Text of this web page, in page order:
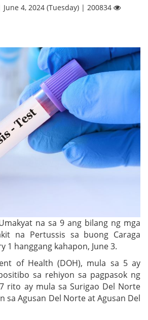
June 4, 2024 (Tuesday) | 200834
na sa 9 ang bilang ng mga
na Pertussis sa buong Caraga
1 hanggang kahapon, June 3.
of Health (DOH), mula sa 5 ay
sa rehiyon sa pagpasok ng
rito ay mula sa Surigao Del Norte
sa Agusan Del Norte at Agusan Del